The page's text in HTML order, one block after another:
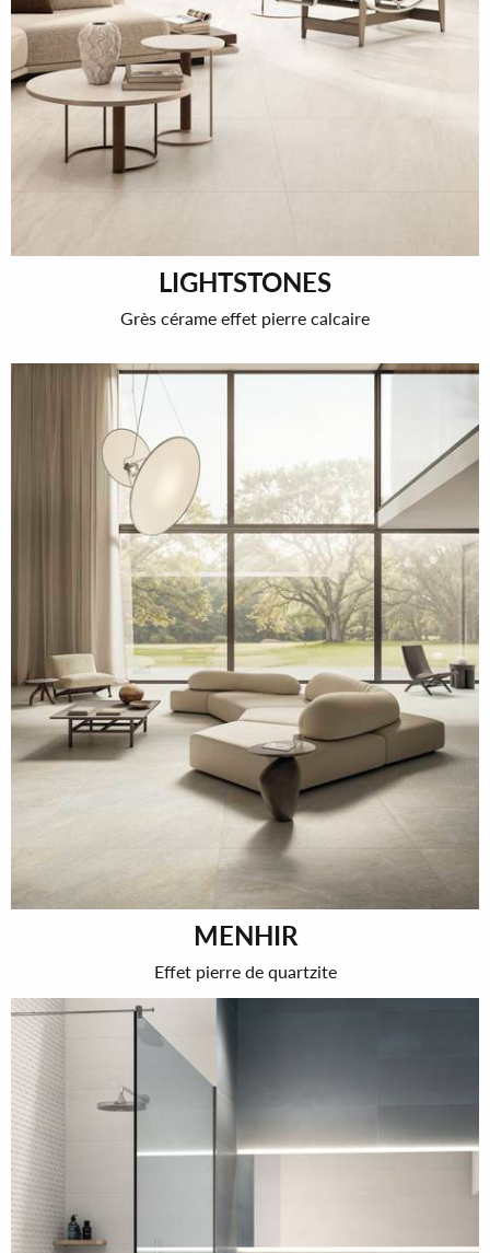
LIGHTSTONES
Grès cérame effet pierre calcaire
MENHIR
Effet pierre de quartzite